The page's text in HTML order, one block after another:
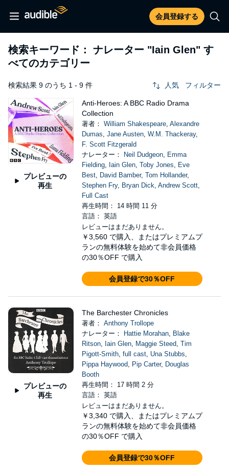
会員登録する
検索キーワード： ナレーター "Iain Glen" す
べてのカテゴリー
検索結果 9 のうち 1 - 9 件 人気 フィルター
プレビューの
再生
Anti-Heroes: A BBC Radio Drama
Collection
著者： William Shakespeare, Alexandre
Dumas, Jane Austen, W.M. Thackeray,
F. Scott Fitzgerald
ナレーター：
Neil Dudgeon, Emma
Fielding, Iain Glen, Toby Jones, Eve
Best, David Bamber, Tom Hollander,
Stephen Fry, Bryan Dick, Andrew Scott,
Full Cast
再生時間： 14 時間 11 分
言語： 英語
レビューはまだありません。
￥3,560 で購入、またはプレミアムプ
ランの無料体験を始めて非会員価格
の30％OFF で購入
会員登録で30％OFF
プレビューの
再生
The Barchester Chronicles
著者： Anthony Trollope
ナレーター：
Hattie Morahan, Blake
Ritson, Iain Glen, Maggie Steed, Tim
Pigott-Smith, full cast, Una Stubbs,
Pippa Haywood, Pip Carter, Douglas
Booth
再生時間： 17 時間 2 分
言語： 英語
レビューはまだありません。
￥3,340 で購入、またはプレミアムプ
ランの無料体験を始めて非会員価格
の30％OFF で購入
会員登録で30％OFF